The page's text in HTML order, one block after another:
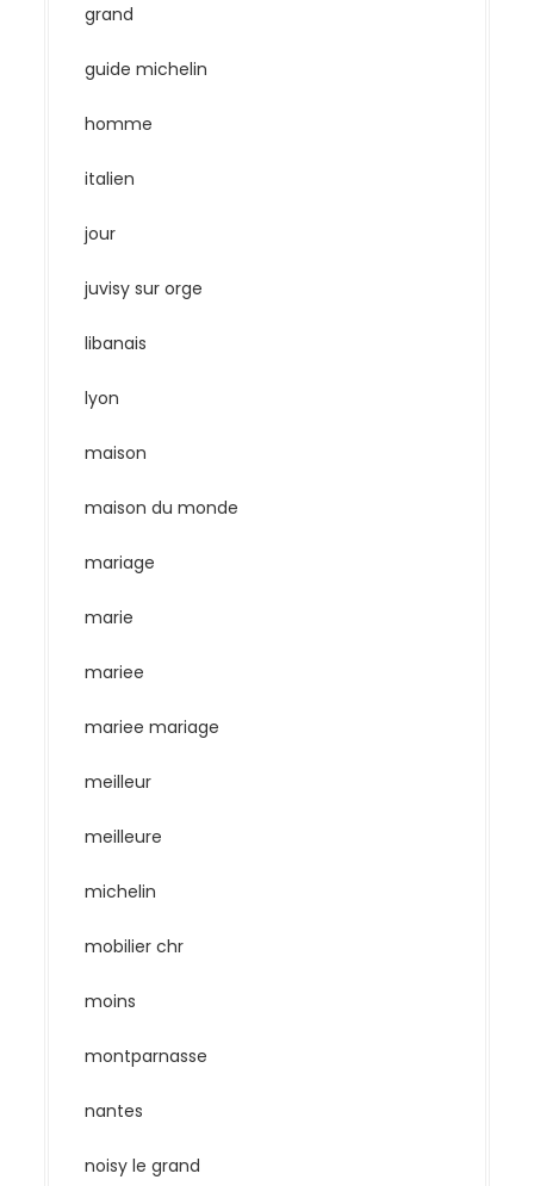
grand
guide michelin
homme
italien
jour
juvisy sur orge
libanais
lyon
maison
maison du monde
mariage
marie
mariee
mariee mariage
meilleur
meilleure
michelin
mobilier chr
moins
montparnasse
nantes
noisy le grand